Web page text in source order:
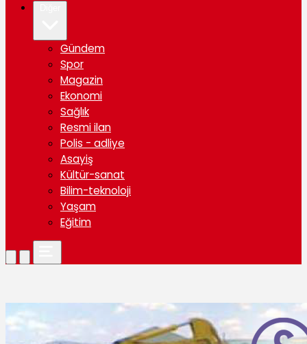
Gündem
Spor
Magazin
Ekonomi
Sağlık
Resmi ilan
Polis - adliye
Asayiş
Kültür-sanat
Bilim-teknoloji
Yaşam
Eğitim